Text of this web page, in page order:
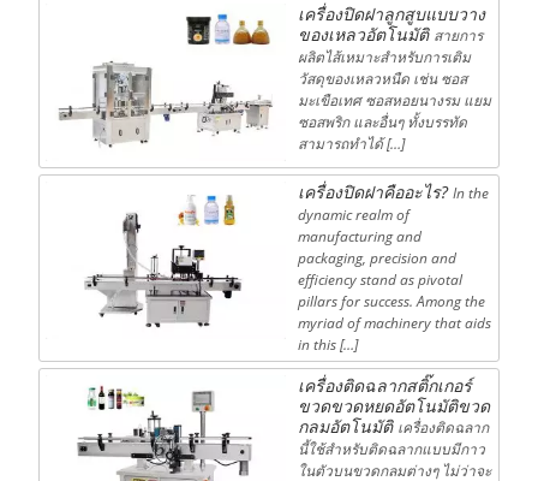
เครื่องปิดฝาลูกสูบแบบวาง
ของเหลวอัตโนมัติ สายการ
ผลิตไส้เหมาะสำหรับการเติม
วัสดุของเหลวหนืด เช่น ซอส
มะเขือเทศ ซอสหอยนางรม แยม
ซอสพริก และอื่นๆ ทั้งบรรทัด
สามารถทำได้ […]
เครื่องปิดฝาคืออะไร? In the
dynamic realm of
manufacturing and
packaging, precision and
efficiency stand as pivotal
pillars for success. Among the
myriad of machinery that aids
in this […]
เครื่องติดฉลากสติ๊กเกอร์
ขวดขวดหยดอัตโนมัติขวด
กลมอัตโนมัติ เครื่องติดฉลาก
นี้ใช้สำหรับติดฉลากแบบมีกาว
ในตัวบนขวดกลมต่างๆ ไม่ว่าจะ